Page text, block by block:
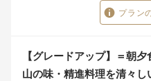
プラン
【グレードアップ】＝朝
山の味・精進料理を清々